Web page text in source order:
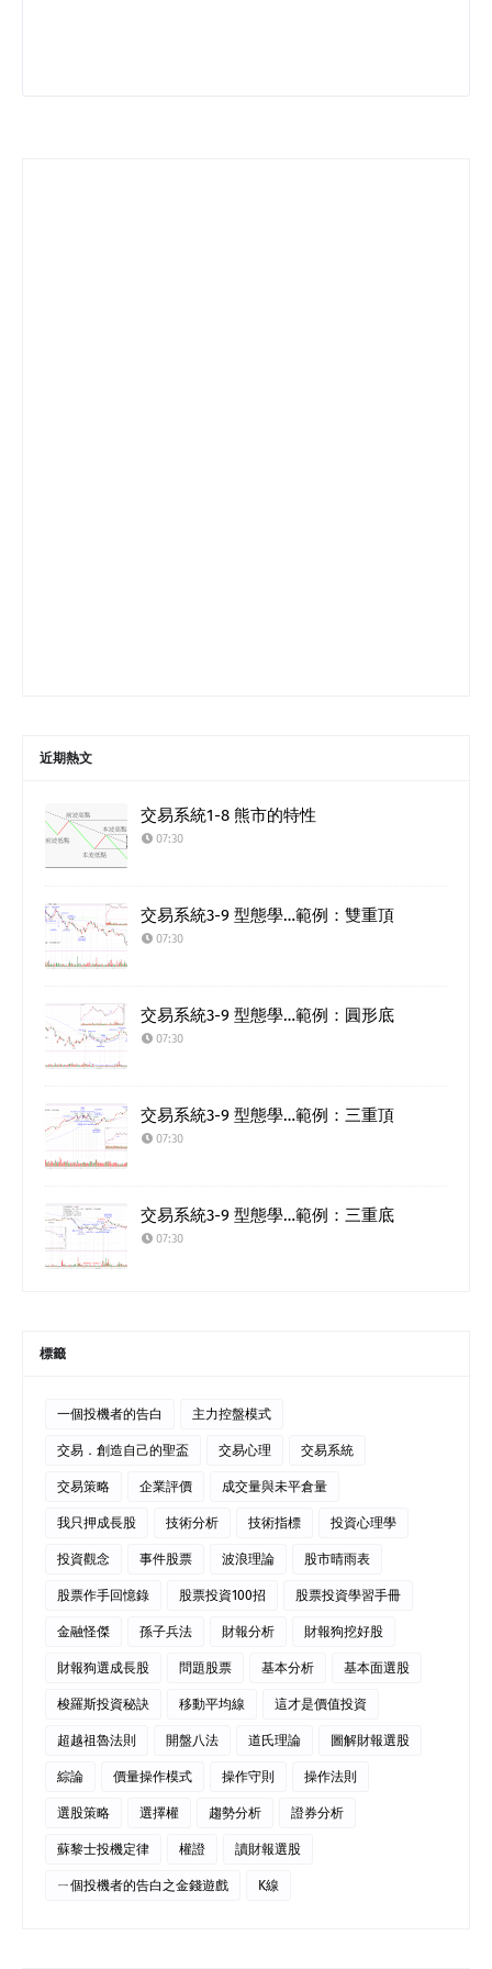
近期熱文
交易系統1-8 熊市的特性
07:30
交易系統3-9 型態學…範例：雙重頂
07:30
交易系統3-9 型態學…範例：圓形底
07:30
交易系統3-9 型態學…範例：三重頂
07:30
交易系統3-9 型態學…範例：三重底
07:30
標籤
一個投機者的告白 主力控盤模式
交易．創造自己的聖盃 交易心理 交易系統
交易策略 企業評價 成交量與未平倉量
我只押成長股 技術分析 技術指標 投資心理學
投資觀念 事件股票 波浪理論 股市晴雨表
股票作手回憶錄 股票投資100招 股票投資學習手冊
金融怪傑 孫子兵法 財報分析 財報狗挖好股
財報狗選成長股 問題股票 基本分析 基本面選股
梭羅斯投資秘訣 移動平均線 這才是價值投資
超越祖魯法則 開盤八法 道氏理論 圖解財報選股
綜論 價量操作模式 操作守則 操作法則
選股策略 選擇權 趨勢分析 證券分析
蘇黎士投機定律 權證 讀財報選股
ㄧ個投機者的告白之金錢遊戲 K線